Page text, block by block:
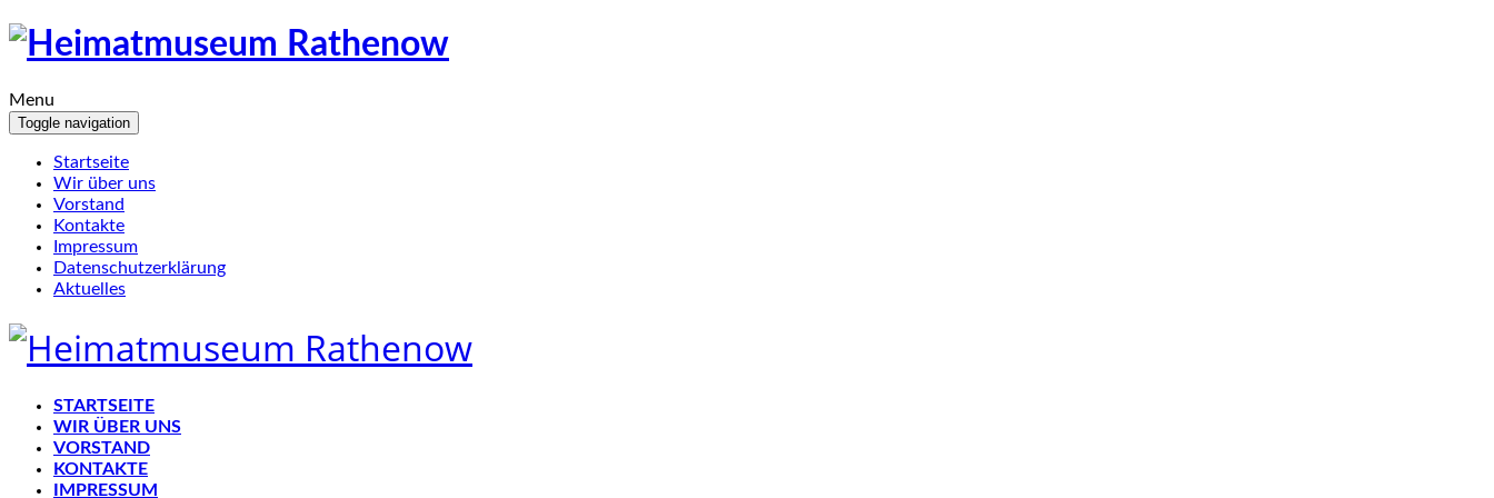
Menu
Toggle navigation
Startseite
Wir über uns
Vorstand
Kontakte
Impressum
Datenschutzerklärung
Aktuelles
STARTSEITE
WIR ÜBER UNS
VORSTAND
KONTAKTE
IMPRESSUM